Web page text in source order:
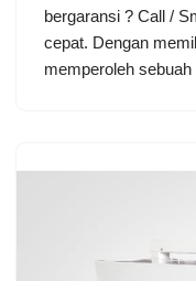
bergaransi ? Call /
cepat. Dengan
memperoleh